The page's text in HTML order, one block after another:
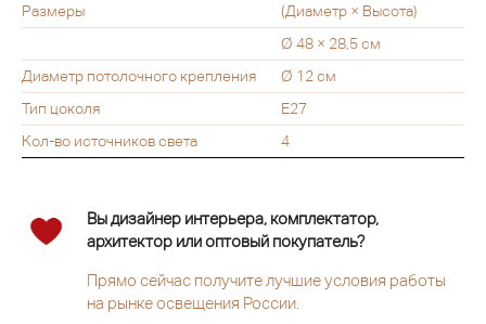
Размеры
(Диаметр × Высота)
Ø 48 × 28,5 см
Диаметр потолочного крепления
Ø 12 см
Тип цоколя
Е27
Кол-во источников света
4
Вы дизайнер интерьера, комплектатор,
архитектор или оптовый покупатель?
Прямо сейчас получите лучшие условия работы
на рынке освещения России.